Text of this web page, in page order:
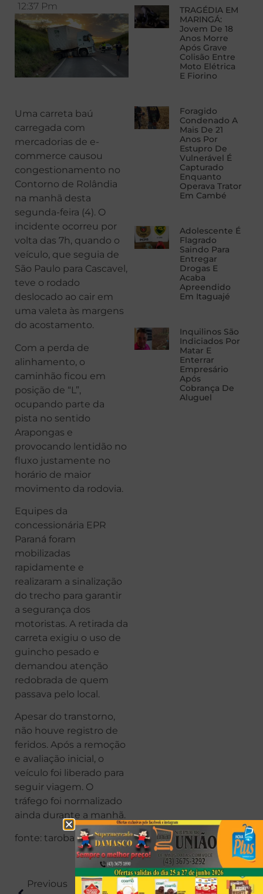
12:37 Pm
Uma carreta baú
carregada com
mercadorias de e-
commerce causou
congestionamento no
Contorno de Rolândia
na manhã desta
segunda-feira (4). O
incidente ocorreu por
volta das 7h, quando o
veículo, que seguia de
São Paulo para Cascavel,
teve o rodado
deslocado ao cair em
uma valeta às margens
do acostamento.
Com a perda de
alinhamento, o
caminhão ficou em
posição de “L”,
ocupando parte da
pista no sentido
Arapongas e
provocando lentidão no
fluxo justamente no
horário de maior
movimento da rodovia.
Equipes da
concessionária EPR
Paraná foram
mobilizadas
rapidamente e
realizaram a sinalização
do trecho para garantir
a segurança dos
motoristas. A retirada da
carreta exigiu o uso de
guincho pesado e
demandou atenção
redobrada de quem
passava pelo local.
Apesar do transtorno,
não houve registro de
feridos. Após a remoção
e avaliação inicial, o
veículo foi liberado para
seguir viagem. O
tráfego foi normalizado
ainda durante a manhã.
fonte: taroba
TRAGÉDIA EM
MARINGÁ:
Jovem De 18
Anos Morre
Após Grave
Colisão Entre
Moto Elétrica
E Fiorino
Foragido
Condenado A
Mais De 21
Anos Por
Estupro De
Vulnerável É
Capturado
Enquanto
Operava Trator
Em Cambé
Adolescente É
Flagrado
Saindo Para
Entregar
Drogas E
Acaba
Apreendido
Em Itaguajé
Inquilinos São
Indiciados Por
Matar E
Enterrar
Empresário
Após
Cobrança De
Aluguel
Previous Next